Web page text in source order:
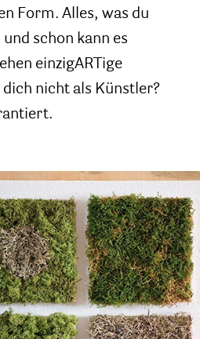
Form. Alles, was du
schon kann es
einzigARTige
nicht als Künstler?